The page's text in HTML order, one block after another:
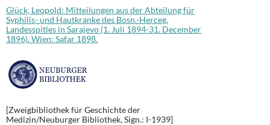
Glück, Leopold: Mitteilungen aus der Abteilung für
Syphilis- und Hautkranke des Bosn.-Herceg.
Landesspitles in Sarajevo (1. Juli 1894-31. December
1896). Wien: Safar 1898.
[Zweigbibliothek für Geschichte der
Medizin/Neuburger Bibliothek, Sign.: I-1939]